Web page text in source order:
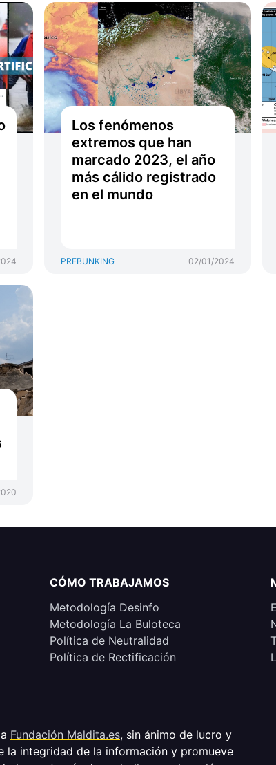
Los fenómenos
extremos que han
marcado 2023, el año
más cálido registrado
en el mundo
PREBUNKING 02/01/2024
CÓMO TRABAJAMOS
Metodología Desinfo
Metodología La Buloteca
Política de Neutralidad
Política de Rectificación
Fundación Maldita.es, sin ánimo de lucro y
la integridad de la información y promueve